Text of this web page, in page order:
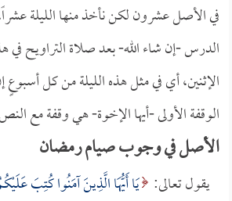
في الأصل عشرون لكن نأخذ منها الليلة
الدرس -إن شاء الله- بعد صلاة التراويح في
الإثنين، أي في مثل هذه الليلة من كل أسبوعٍ
الوقفة الأولى -أيها الإخوة- هي وقفة مع
الأصل في وجوب صيام رمضان
يقول تعالى: يَا أَيُّهَا الَّذِينَ آمَنُوا كُتِبَ